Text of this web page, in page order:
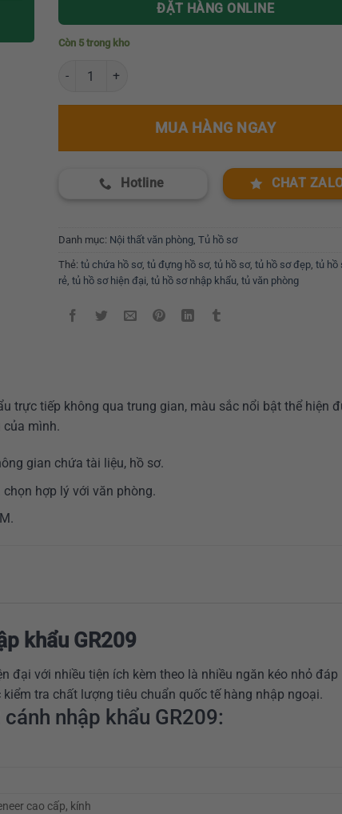
ĐẶT HÀNG ONLINE
Còn 5 trong kho
Tủ hồ sơ 2 cánh nhập khẩu GR209 số lượng
MUA HÀNG NGAY
Hotline CHAT
Danh mục: Nội thất văn phòng, Tủ hồ sơ
Thẻ: tủ chứa hồ sơ, tủ đựng hồ sơ, tủ hồ sơ, tủ hồ sơ đẹp, tủ hồ
rẻ, tủ hồ sơ hiện đại, tủ hồ sơ nhập khẩu, tủ văn phòng
trực tiếp không qua trung gian, màu sắc nổi bật thể hiện
mình.
gian chứa tài liệu, hồ sơ.
hợp lý với văn phòng.
khẩu GR209
đại với nhiều tiện ích kèm theo là nhiều ngăn kéo nhỏ đáp
tra chất lượng tiêu chuẩn quốc tế hàng nhập ngoại.
nhập khẩu GR209:
cao cấp, kính